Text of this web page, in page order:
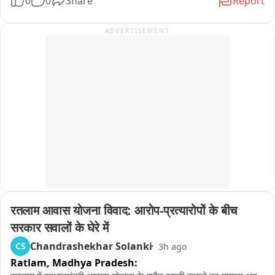
कड़ी मशक्कत के बावजूद मार्ग को खोला नहीं जा सका है। पहाड़ी से रह-
दिक्कतों का सामना करना पड़ रहा है। ADVERTISEMENT
रतलाम आवास योजना विवाद: आरोप-प्रत्यारोपों के बीच
सरकार सवालों के घेरे में
CS Chandrashekhar Solanki 3h ago
Ratlam, Madhya Pradesh: